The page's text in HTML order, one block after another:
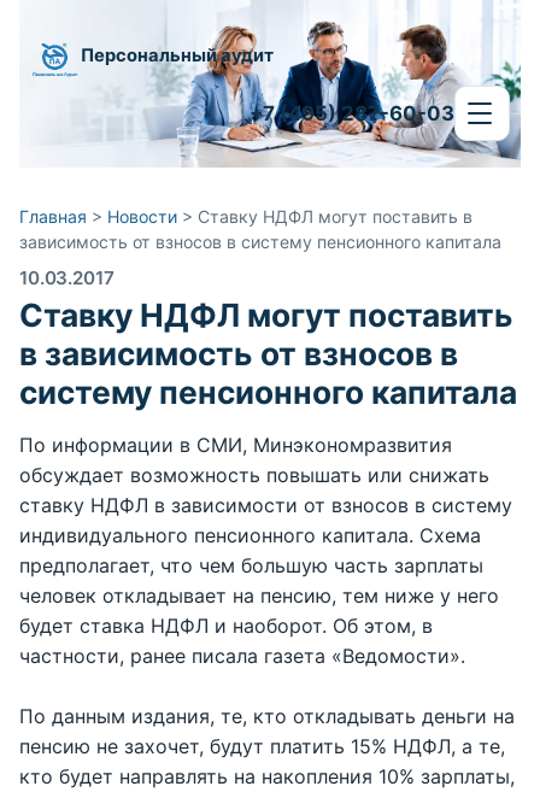
Персональный аудит
+7 (495) 287-60-03
Главная > Новости > Ставку НДФЛ могут поставить в
зависимость от взносов в систему пенсионного капитала
10.03.2017
Ставку НДФЛ могут поставить
в зависимость от взносов в
систему пенсионного капитала
По информации в СМИ, Минэкономразвития
обсуждает возможность повышать или снижать
ставку НДФЛ в зависимости от взносов в систему
индивидуального пенсионного капитала. Схема
предполагает, что чем большую часть зарплаты
человек откладывает на пенсию, тем ниже у него
будет ставка НДФЛ и наоборот. Об этом, в
частности, ранее писала газета «Ведомости».
По данным издания, те, кто откладывать деньги на
пенсию не захочет, будут платить 15% НДФЛ, а те,
кто будет направлять на накопления 10% зарплаты,